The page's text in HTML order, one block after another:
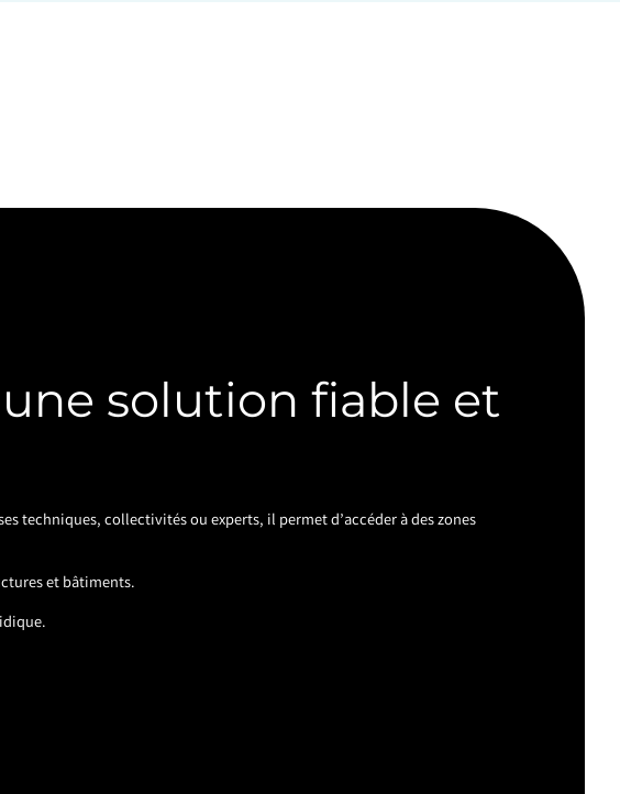
solution fiable et
techniques, collectivités ou experts, il permet d’accéder à des zones
et bâtiments.